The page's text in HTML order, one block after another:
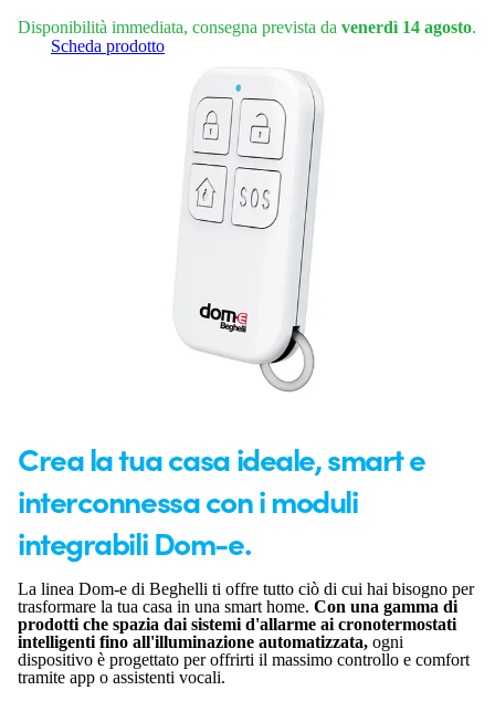
Disponibilità immediata, consegna prevista da venerdì 14 agosto.
Scheda prodotto
Crea la tua casa ideale, smart e
interconnessa con i moduli
integrabili Dom-e.
La linea Dom-e di Beghelli ti offre tutto ciò di cui hai bisogno per
trasformare la tua casa in una smart home. Con una gamma di
prodotti che spazia dai sistemi d'allarme ai cronotermostati
intelligenti fino all'illuminazione automatizzata, ogni
dispositivo è progettato per offrirti il massimo controllo e comfort
tramite app o assistenti vocali.